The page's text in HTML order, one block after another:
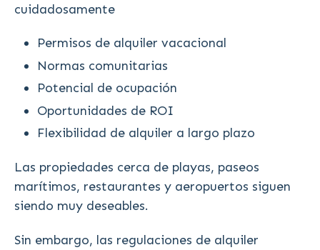
cuidadosamente
Permisos de alquiler vacacional
Normas comunitarias
Potencial de ocupación
Oportunidades de ROI
Flexibilidad de alquiler a largo plazo
Las propiedades cerca de playas, paseos
marítimos, restaurantes y aeropuertos siguen
siendo muy deseables.
Sin embargo, las regulaciones de alquiler